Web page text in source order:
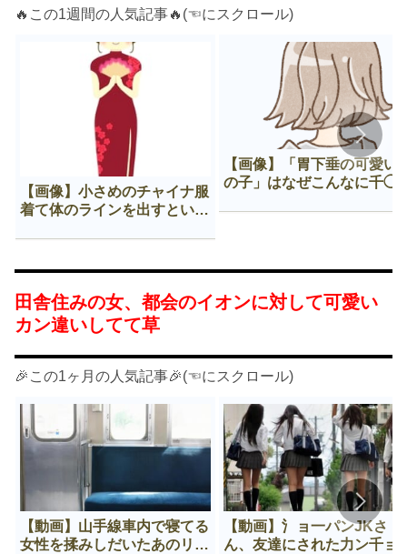
🔥この1週間の人気記事🔥(☜にスクロール)
【画像】小さめのチャイナ服
着て体のラインを出すという
【画像】「胃下垂の可愛い
の子」はなぜこんなに千◯
田舎住みの女、都会のイオンに対して可愛い
カン違いしてて草
🎉この1ヶ月の人気記事🎉(☜にスクロール)
【動画】山手線車内で寝てる
女性を揉みしだいたあのリー
【動画】氵ョ一パンJKさ
ん、友達にされた力ン千ョ